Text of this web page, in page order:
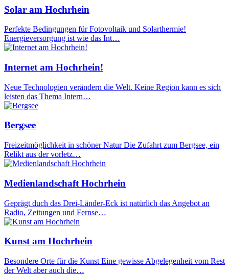
Solar am Hochrhein
Perfekte Bedingungen für Fotovoltaik und Solarthermie!
Energieversorgung ist wie das Int…
Internet am Hochrhein!
Neue Technologien verändern die Welt. Keine Region kann es sich
leisten das Thema Intern…
Bergsee
Freizeitmöglichkeit in schöner Natur Die Zufahrt zum Bergsee, ein
Relikt aus der vorletz…
Medienlandschaft Hochrhein
Geprägt duch das Drei-Länder-Eck ist natürlich das Angebot an
Radio, Zeitungen und Fernse…
Kunst am Hochrhein
Besondere Orte für die Kunst Eine gewisse Abgelegenheit vom Rest
der Welt aber auch die…